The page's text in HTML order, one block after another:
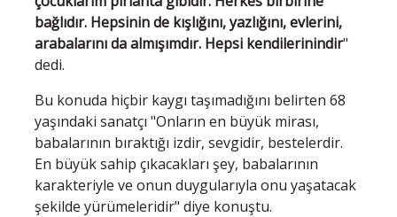
bağlıdır. Hepsinin de kışlığını, yazlığını, evlerini,
arabalarını da almışımdır. Hepsi kendilerinindir"
dedi.
Bu konuda hiçbir kaygı taşımadığını belirten 68
yaşındaki sanatçı "Onların en büyük mirası,
babalarının bıraktığı izdir, sevgidir, bestelerdir.
En büyük sahip çıkacakları şey, babalarının
karakteriyle ve onun duygularıyla onu yaşatacak
şekilde yürümeleridir" diye konuştu.